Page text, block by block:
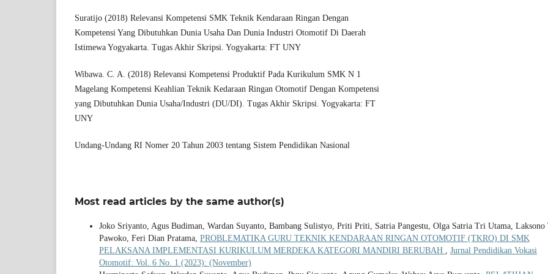
Suratijo (2018) Relevansi Kompetensi SMK Teknik Kendaraan Ringan Dengan
Kompetensi Yang Dibutuhkan Dunia Usaha Dan Dunia Industri Otomotif Di Daerah
Istimewa Yogyakarta. Tugas Akhir Skripsi. Yogyakarta: FT UNY
Wibawa. C. A. (2018) Relevansi Kompetensi Produktif Pada Kurikulum SMK N 1
Magelang Kompetensi Keahlian Teknik Kedaraan Ringan Otomotif Dengan Kompetensi
yang Dibutuhkan Dunia Usaha/Industri (DU/DI). Tugas Akhir Skripsi. Yogyakarta: FT
UNY
Undang-Undang RI Nomer 20 Tahun 2003 tentang Sistem Pendidikan Nasional
Most read articles by the same author(s)
Joko Sriyanto, Agus Budiman, Wardan Suyanto, Bambang Sulistyo, Priti Priti, Satria Pangestu, Olga Satria Tri Utama, Laksono
Pawoko, Feri Dian Pratama, PROBLEMATIKA GURU TEKNIK KENDARAAN RINGAN OTOMOTIF (TKRO) DI SMK
PELAKSANA IMPLEMENTASI KURIKULUM MERDEKA KATEGORI MANDIRI BERUBAH , Jurnal Pendidikan Vokasi
Otomotif: Vol. 6 No. 1 (2023): (November)